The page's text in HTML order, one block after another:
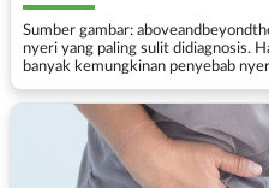
Sumber gambar: aboveandbeyondtherapy.com Nyeri
nyeri yang paling sulit didiagnosis. Hal ini disebabkan karena terlalu
banyak kemungkinan penyebab nyeri panggul. Nyeri